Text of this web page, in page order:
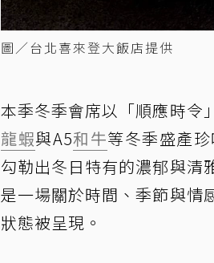
圖／台北喜來登大飯店提供
本季冬季會席以「順應時令
龍蝦與A5和牛等冬季盛產
勾勒出冬日特有的濃郁與清
是一場關於時間、季節與情
狀態被呈現。